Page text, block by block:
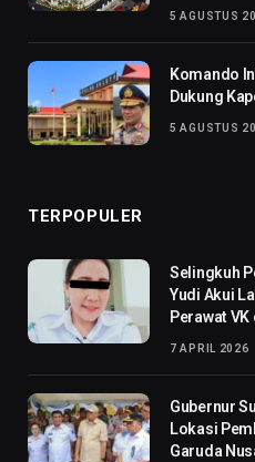
5 AGUSTUS
Komando
Dukung
5 AGUSTUS
TERPOPULER
Selingkuh
Yudi Akui
Perawat VK
7 APRIL 2026
Gubernur
Lokasi
Garuda